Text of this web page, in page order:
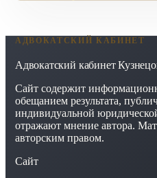
АДВОКАТСКИЙ КАБИНЕТ
Адвокатский кабинет
Сайт содержит
обещанием результата,
индивидуальной
отражают мнение автора.
авторским правом.
Сайт